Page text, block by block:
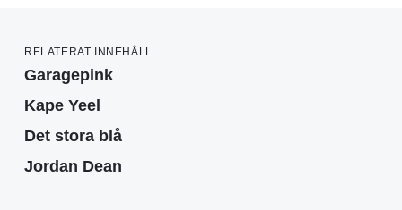
RELATERAT INNEHÅLL
Garagepink
Kape Yeel
Det stora blå
Jordan Dean